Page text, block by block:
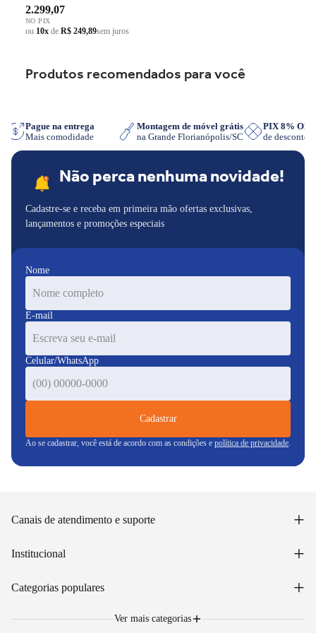
2.299,07
NO PIX
ou 10x de R$ 249,89sem juros
Produtos recomendados para você
Pague na entrega
Mais comodidade
Montagem de móvel grátis
na Grande Florianópolis/SC
PIX 8%
de desconto
Não perca nenhuma novidade!
Cadastre-se e receba em primeira mão ofertas exclusivas,
lançamentos e promoções especiais
Nome
E-mail
Celular/WhatsApp
Cadastrar
Ao se cadastrar, você está de acordo com as condições e política de privacidade.
Canais de atendimento e suporte +
Acompanhar pedido
Email: sac@lojasunilar.com.br
Institucional +
Política de entregas
Portal de Vagas
Categorias populares +
Ver mais categorias